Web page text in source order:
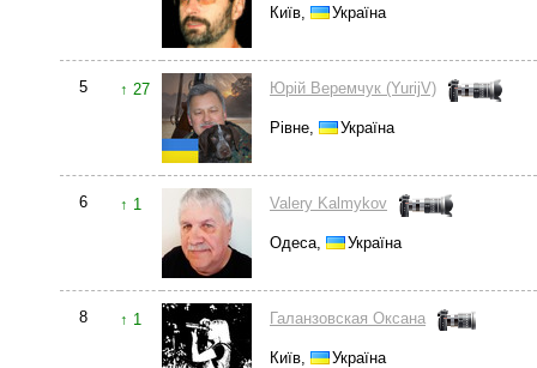
Київ, Україна
5 ↑ 27 Юрій Веремчук (YurijV)
Рівне, Україна
6 ↑ 1 Valery Kalmykov
Одеса, Україна
8 ↑ 1 Галанзовская Оксана
Київ, Україна